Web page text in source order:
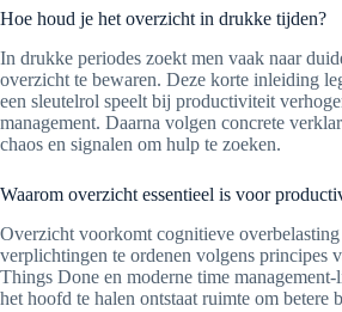
Hoe houd je het overzicht in drukke tijden?
In drukke periodes zoekt men vaak naar
overzicht te bewaren. Deze korte inleiding
een sleutelrol speelt bij productiviteit
management. Daarna volgen concrete
chaos en signalen om hulp te zoeken.
Waarom overzicht essentieel is voor
Overzicht voorkomt cognitieve
verplichtingen te ordenen volgens principes
Things Done en moderne time
het hoofd te halen ontstaat ruimte om betere